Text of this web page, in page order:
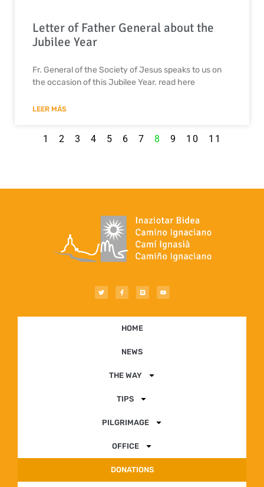
Letter of Father General about the
Jubilee Year
Fr. General of the Society of Jesus speaks to us on
the occasion of this Jubilee Year. read here
LEER MÁS
1 2 3 4 5 6 7 8 9 10 11
HOME
NEWS
THE WAY
TIPS
PILGRIMAGE
OFFICE
DONATIONS